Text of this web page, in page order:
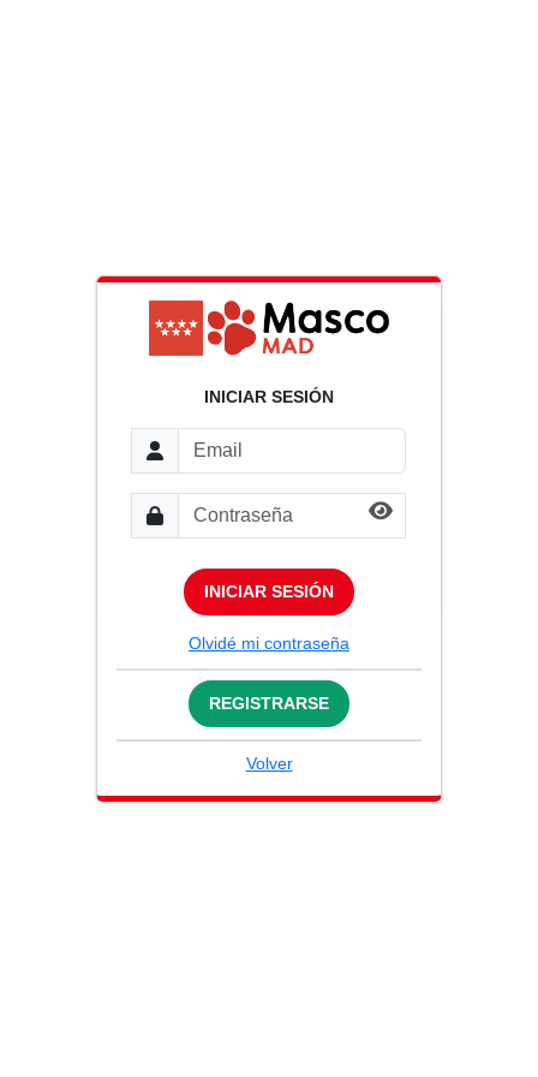
INICIAR SESIÓN
INICIAR SESIÓN
Olvidé mi contraseña
REGISTRARSE
Volver